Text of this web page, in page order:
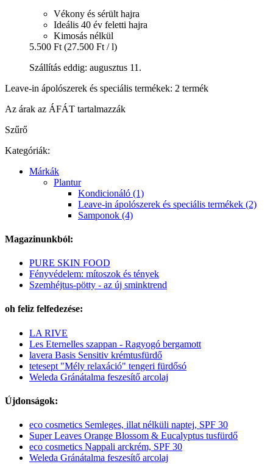
Vékony és sérült hajra
Ideális 40 év feletti hajra
Kimosás nélkül
5.500 Ft (27.500 Ft / l)
Szállítás eddig: augusztus 11.
Leave-in ápolószerek és speciális termékek: 2 termék
Az árak az ÁFÁT tartalmazzák
Szűrő
Kategóriák:
Márkák
Plantur
Kondicionáló (1)
Leave-in ápolószerek és speciális termékek (2)
Samponok (4)
Magazinunkból:
PURE SKIN FOOD
Fényvédelem: mítoszok és tények
Szemhéjtus-pötty - az új sminktrend
oh feliz felfedezése:
LA RIVE
Les Eternelles szappan - Ragyogó bergamott
lavera Basis Sensitiv krémtusfürdő
tetesept "Mély relaxáció" tengeri fürdősó
Weleda Gránátalma feszesítő arcolaj
Újdonságok:
eco cosmetics Semleges, illat nélküli naptej, SPF 30
Super Leaves Orange Blossom & Eucalyptus tusfürdő
eco cosmetics Nappali arckrém, SPF 30
Weleda Gránátalma feszesítő arcolaj